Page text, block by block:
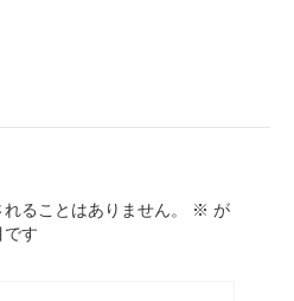
ることはありません。 ※ が
す